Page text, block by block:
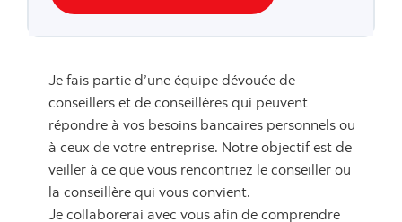
Je fais partie d’une équipe dévouée de
conseillers et de conseillères qui peuvent
répondre à vos besoins bancaires personnels ou
à ceux de votre entreprise. Notre objectif est de
veiller à ce que vous rencontriez le conseiller ou
la conseillère qui vous convient.
Je collaborerai avec vous afin de comprendre